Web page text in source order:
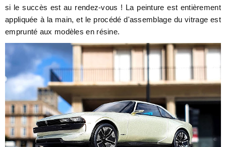
si le succès est au rendez-vous ! La peinture est entièrement
appliquée à la main, et le procédé d'assemblage du vitrage est
emprunté aux modèles en résine.